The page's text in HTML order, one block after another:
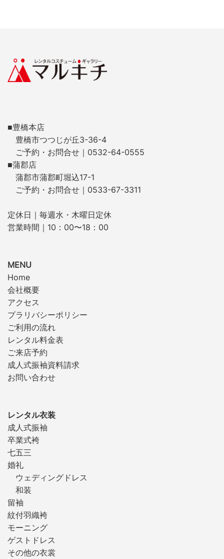
■豊橋本店
豊橋市つつじが丘3-36-4
ご予約・お問合せ｜0532-64-0555
■蒲郡店
蒲郡市蒲郡町堀込17-1
ご予約・お問合せ｜0533-67-3311
定休日｜毎週水・木曜日定休
営業時間｜10：00〜18：00
MENU
Home
会社概要
アクセス
プラリバシーポリシー
ご利用の流れ
レンタル料金表
ご来店予約
成人式振袖資料請求
お問い合わせ
レンタル衣装
成人式振袖
卒業式袴
七五三
婚礼
ウェディングドレス
和装
留袖
紋付羽織袴
モーニング
ゲストドレス
その他の衣裳